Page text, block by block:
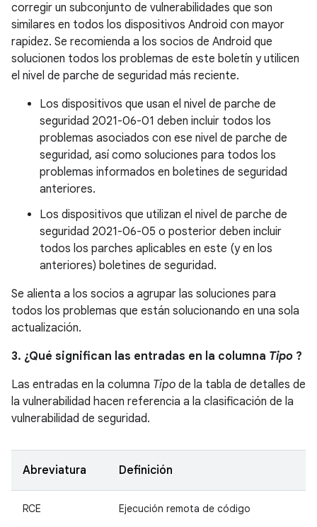
corregir un subconjunto de vulnerabilidades que son
similares en todos los dispositivos Android con mayor
rapidez. Se recomienda a los socios de Android que
solucionen todos los problemas de este boletín y utilicen
el nivel de parche de seguridad más reciente.
Los dispositivos que usan el nivel de parche de
seguridad 2021-06-01 deben incluir todos los
problemas asociados con ese nivel de parche de
seguridad, así como soluciones para todos los
problemas informados en boletines de seguridad
anteriores.
Los dispositivos que utilizan el nivel de parche de
seguridad 2021-06-05 o posterior deben incluir
todos los parches aplicables en este (y en los
anteriores) boletines de seguridad.
Se alienta a los socios a agrupar las soluciones para
todos los problemas que están solucionando en una sola
actualización.
3. ¿Qué significan las entradas en la columna Tipo ?
Las entradas en la columna Tipo de la tabla de detalles de
la vulnerabilidad hacen referencia a la clasificación de la
vulnerabilidad de seguridad.
Abreviatura Definición
RCE Ejecución remota de código